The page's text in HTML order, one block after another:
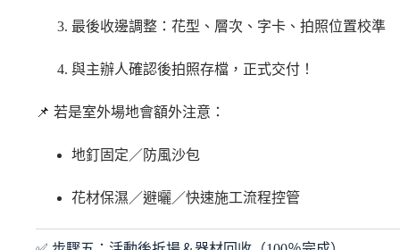
最後收邊調整：花型、層次、字卡、拍照位置校準
與主辦人確認後拍照存檔，正式交付！
📌 若是室外場地會額外注意：
地釘固定／防風沙包
花材保濕／避曬／快速施工流程控管